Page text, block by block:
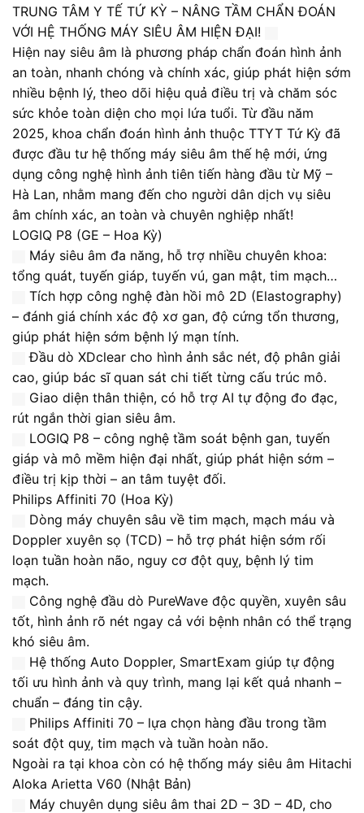
TRUNG TÂM Y TẾ TỨ KỲ – NÂNG TẦM CHẨN ĐOÁN
VỚI HỆ THỐNG MÁY SIÊU ÂM HIỆN ĐẠI!
Hiện nay siêu âm là phương pháp chẩn đoán hình ảnh
an toàn, nhanh chóng và chính xác, giúp phát hiện sớm
nhiều bệnh lý, theo dõi hiệu quả điều trị và chăm sóc
sức khỏe toàn diện cho mọi lứa tuổi. Từ đầu năm
2025, khoa chẩn đoán hình ảnh thuộc TTYT Tứ Kỳ đã
được đầu tư hệ thống máy siêu âm thế hệ mới, ứng
dụng công nghệ hình ảnh tiên tiến hàng đầu từ Mỹ –
Hà Lan, nhằm mang đến cho người dân dịch vụ siêu
âm chính xác, an toàn và chuyên nghiệp nhất!
LOGIQ P8 (GE – Hoa Kỳ)
Máy siêu âm đa năng, hỗ trợ nhiều chuyên khoa:
tổng quát, tuyến giáp, tuyến vú, gan mật, tim mạch…
Tích hợp công nghệ đàn hồi mô 2D (Elastography)
– đánh giá chính xác độ xơ gan, độ cứng tổn thương,
giúp phát hiện sớm bệnh lý mạn tính.
Đầu dò XDclear cho hình ảnh sắc nét, độ phân giải
cao, giúp bác sĩ quan sát chi tiết từng cấu trúc mô.
Giao diện thân thiện, có hỗ trợ AI tự động đo đạc,
rút ngắn thời gian siêu âm.
LOGIQ P8 – công nghệ tầm soát bệnh gan, tuyến
giáp và mô mềm hiện đại nhất, giúp phát hiện sớm –
điều trị kịp thời – an tâm tuyệt đối.
Philips Affiniti 70 (Hoa Kỳ)
Dòng máy chuyên sâu về tim mạch, mạch máu và
Doppler xuyên sọ (TCD) – hỗ trợ phát hiện sớm rối
loạn tuần hoàn não, nguy cơ đột quỵ, bệnh lý tim
mạch.
Công nghệ đầu dò PureWave độc quyền, xuyên sâu
tốt, hình ảnh rõ nét ngay cả với bệnh nhân có thể trạng
khó siêu âm.
Hệ thống Auto Doppler, SmartExam giúp tự động
tối ưu hình ảnh và quy trình, mang lại kết quả nhanh –
chuẩn – đáng tin cậy.
Philips Affiniti 70 – lựa chọn hàng đầu trong tầm
soát đột quỵ, tim mạch và tuần hoàn não.
Ngoài ra tại khoa còn có hệ thống máy siêu âm Hitachi
Aloka Arietta V60 (Nhật Bản)
Máy chuyên dụng siêu âm thai 2D – 3D – 4D, cho